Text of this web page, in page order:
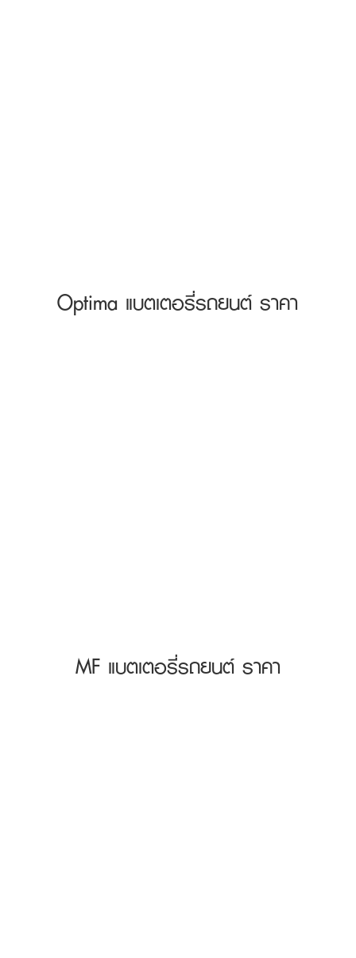
Optima แบตเตอรี่รถยนต์ ราคา
MF แบตเตอรี่รถยนต์ ราคา